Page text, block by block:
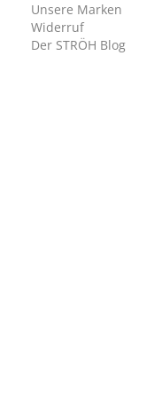
Unsere Marken
Widerruf
Der STRÖH Blog